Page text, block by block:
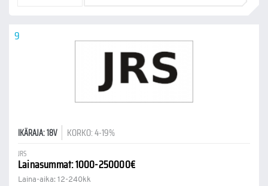
9
IKÄRAJA: 18V KORKO: 4-19%
JRS
Lainasummat: 1000-250000€
Laina-aika: 12-240kk